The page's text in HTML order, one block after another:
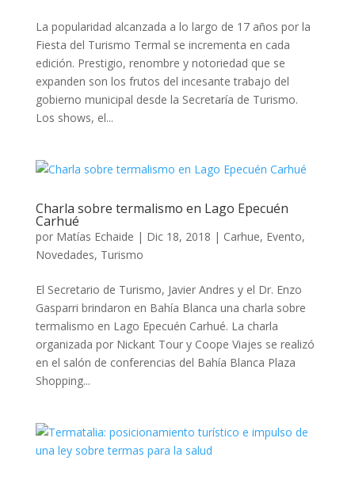
La popularidad alcanzada a lo largo de 17 años por la
Fiesta del Turismo Termal se incrementa en cada
edición. Prestigio, renombre y notoriedad que se
expanden son los frutos del incesante trabajo del
gobierno municipal desde la Secretaría de Turismo.
Los shows, el...
Charla sobre termalismo en Lago Epecuén
Carhué
por Matías Echaide | Dic 18, 2018 | Carhue, Evento,
Novedades, Turismo
El Secretario de Turismo, Javier Andres y el Dr. Enzo
Gasparri brindaron en Bahía Blanca una charla sobre
termalismo en Lago Epecuén Carhué. La charla
organizada por Nickant Tour y Coope Viajes se realizó
en el salón de conferencias del Bahía Blanca Plaza
Shopping...